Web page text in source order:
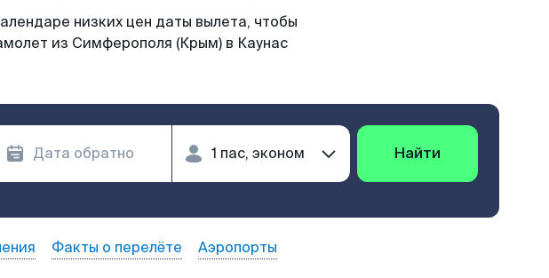
низких цен даты вылета, чтобы
из Симферополя (Крым) в Каунас
Найти
Факты о перелёте Аэропорты